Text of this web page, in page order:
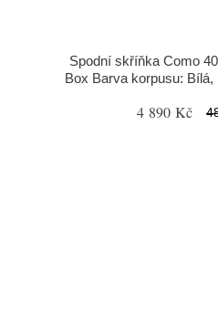
Spodní skříňka Como
Box Barva korpusu:
4 890 Kč